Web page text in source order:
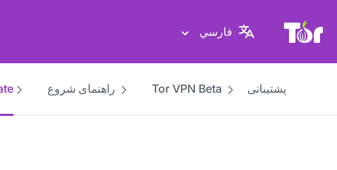
پایگاه وب پروژهٔ تور
فارسي
پشتیبانی Tor VPN Beta راهنمای شروع